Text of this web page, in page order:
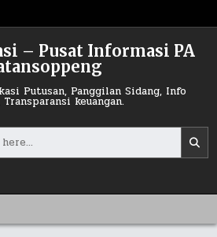
– Pusat Informasi PA
Putusan, Panggilan Sidang, Info
Transparansi keuangan.